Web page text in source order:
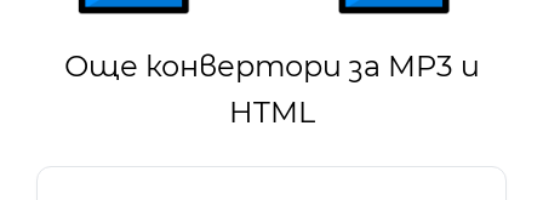
Още конвертори за MP3 и
HTML